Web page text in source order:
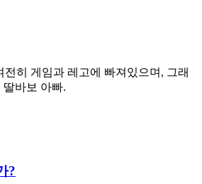
전히 게임과 레고에 빠져있으며, 그래
딸바보 아빠.
?